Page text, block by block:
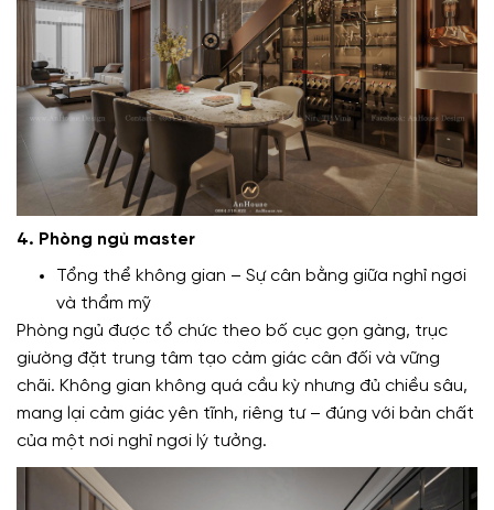
4. Phòng ngủ master
Tổng thể không gian – Sự cân bằng giữa nghỉ ngơi
và thẩm mỹ
Phòng ngủ được tổ chức theo bố cục gọn gàng, trục
giường đặt trung tâm tạo cảm giác cân đối và vững
chãi. Không gian không quá cầu kỳ nhưng đủ chiều sâu,
mang lại cảm giác yên tĩnh, riêng tư – đúng với bản chất
của một nơi nghỉ ngơi lý tưởng.